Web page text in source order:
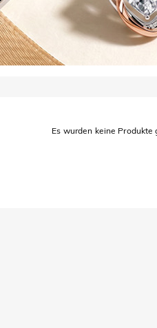
Es wurden keine